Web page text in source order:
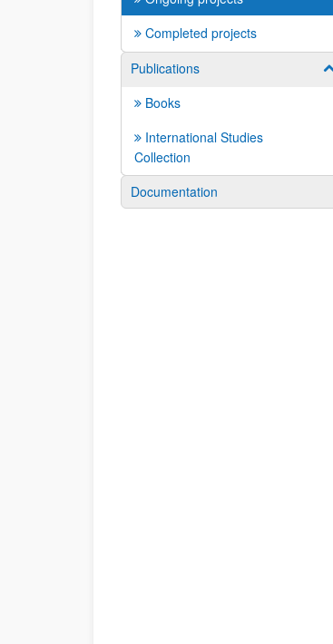
Completed projects
Publications
Books
International Studies
Collection
Documentation